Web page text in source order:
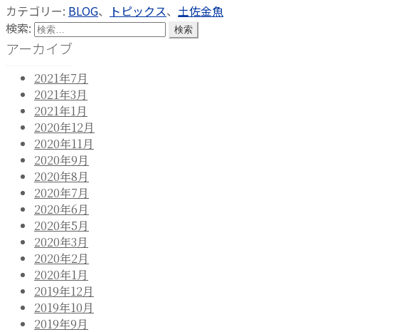
カテゴリー: BLOG、 トピックス、 土佐金魚
検索:
アーカイブ
2021年7月
2021年3月
2021年1月
2020年12月
2020年11月
2020年9月
2020年8月
2020年7月
2020年6月
2020年5月
2020年3月
2020年2月
2020年1月
2019年12月
2019年10月
2019年9月